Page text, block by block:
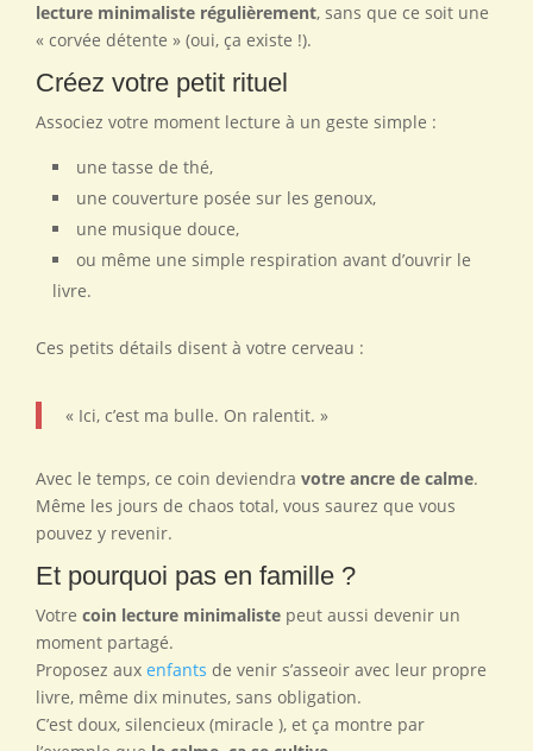
lecture minimaliste régulièrement, sans que ce soit une
« corvée détente » (oui, ça existe !).
Créez votre petit rituel
Associez votre moment lecture à un geste simple :
une tasse de thé,
une couverture posée sur les genoux,
une musique douce,
ou même une simple respiration avant d’ouvrir le
livre.
Ces petits détails disent à votre cerveau :
« Ici, c’est ma bulle. On ralentit. »
Avec le temps, ce coin deviendra votre ancre de calme.
Même les jours de chaos total, vous saurez que vous
pouvez y revenir.
Et pourquoi pas en famille ?
Votre coin lecture minimaliste peut aussi devenir un
moment partagé.
Proposez aux enfants de venir s’asseoir avec leur propre
livre, même dix minutes, sans obligation.
C’est doux, silencieux (miracle ), et ça montre par